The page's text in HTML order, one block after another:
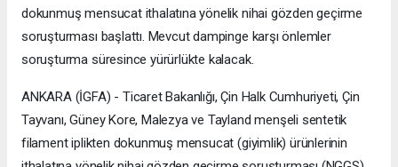
dokunmuş mensucat ithalatına yönelik nihai gözden geçirme
soruşturması başlattı. Mevcut dampinge karşı önlemler
soruşturma süresince yürürlükte kalacak.
ANKARA (İGFA) - Ticaret Bakanlığı, Çin Halk Cumhuriyeti, Çin
Tayvanı, Güney Kore, Malezya ve Tayland menşeli sentetik
filament iplikten dokunmuş mensucat (giyimlik) ürünlerinin